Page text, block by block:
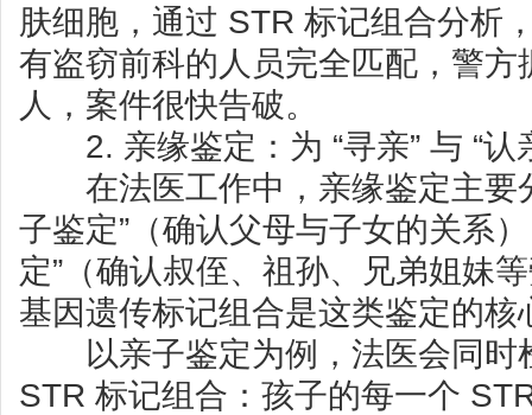
肤细胞，通过 STR 标记组合分析
有盗窃前科的人员完全匹配，警方
人，案件很快告破。
2. 亲缘鉴定：为 “寻亲” 与 “认
在法医工作中，亲缘鉴定主要
子鉴定”（确认父母与子女的关系
定”（确认叔侄、祖孙、兄弟姐妹
基因遗传标记组合是这类鉴定的核
以亲子鉴定为例，法医会同时
STR 标记组合：孩子的每一个